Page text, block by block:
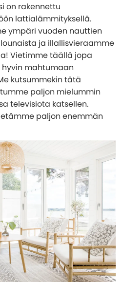
on rakennettu
lattialämmityksellä.
ympäri vuoden nauttien
ja illallisvieraamme
Vietimme täällä jopa
hyvin mahtumaan
kutsummekin tätä
paljon mielummin
televisiota katsellen.
paljon enemmän